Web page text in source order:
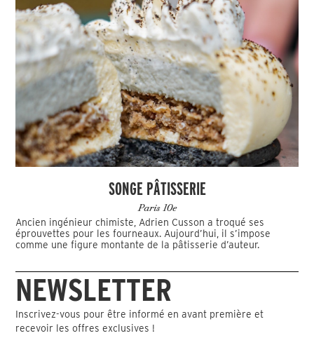
SONGE PÂTISSERIE
Paris 10e
Ancien ingénieur chimiste, Adrien Cusson a troqué ses
éprouvettes pour les fourneaux. Aujourd’hui, il s’impose
comme une figure montante de la pâtisserie d’auteur.
NEWSLETTER
Inscrivez-vous pour être informé en avant première et
recevoir les offres exclusives !